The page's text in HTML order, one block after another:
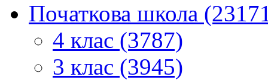
Початкова школа
4 клас (3787)
3 клас (3945)